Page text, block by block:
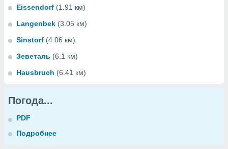
Eissendorf (1.91 км)
Langenbek (3.05 км)
Sinstorf (4.06 км)
Зеветаль (6.1 км)
Hausbruch (6.41 км)
Погода...
PDF
Подробнее